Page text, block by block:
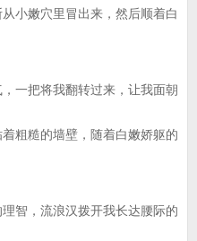
小嫩穴里冒出来，然后顺着白
把将我翻转过来，让我面朝
粗糙的墙壁，随着白嫩娇躯的
，流浪汉拨开我长达腰际的